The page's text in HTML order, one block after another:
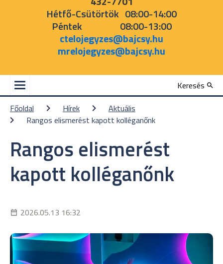
Hétfő-Csütörtök 08:00-14:00
Péntek 08:00-13:00
ctelojegyzes@bajcsy.hu
mrelojegyzes@bajcsy.hu
Keresés
Főoldal
Hírek
Aktuális
Rangos elismerést kapott kolléganőnk
Rangos elismerést
kapott kolléganőnk
2026.05.13 16:32